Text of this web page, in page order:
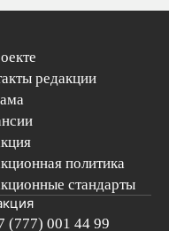
редакции
политика
стандарты
(777) 001 44 99